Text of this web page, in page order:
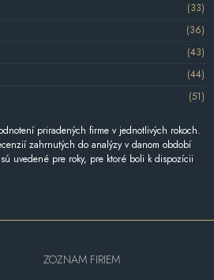
(33)
(36)
(43)
(44)
(51)
priradených firme v jednotlivých rokoch.
zahrnutých do analýzy v danom období
uvedené pre roky, pre ktoré boli k dispozícii
ZOZNAM FIRIEM